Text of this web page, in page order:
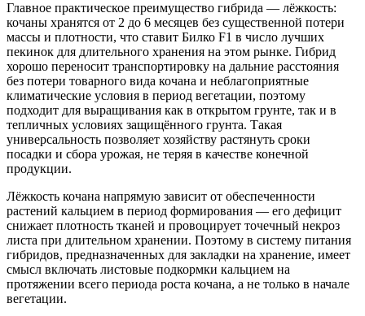
Главное практическое преимущество гибрида — лёжкость:
кочаны хранятся от 2 до 6 месяцев без существенной потери
массы и плотности, что ставит Билко F1 в число лучших
пекинок для длительного хранения на этом рынке. Гибрид
хорошо переносит транспортировку на дальние расстояния
без потери товарного вида кочана и неблагоприятные
климатические условия в период вегетации, поэтому
подходит для выращивания как в открытом грунте, так и в
тепличных условиях защищённого грунта. Такая
универсальность позволяет хозяйству растянуть сроки
посадки и сбора урожая, не теряя в качестве конечной
продукции.
Лёжкость кочана напрямую зависит от обеспеченности
растений кальцием в период формирования — его дефицит
снижает плотность тканей и провоцирует точечный некроз
листа при длительном хранении. Поэтому в систему питания
гибридов, предназначенных для закладки на хранение, имеет
смысл включать листовые подкормки кальцием на
протяжении всего периода роста кочана, а не только в начале
вегетации.